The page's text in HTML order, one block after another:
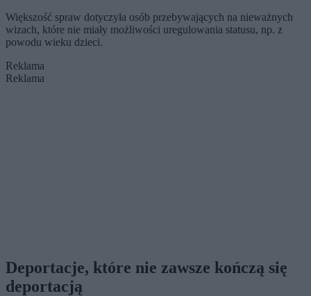
Większość spraw dotyczyła osób przebywających na nieważnych
wizach, które nie miały możliwości uregulowania statusu, np. z
powodu wieku dzieci.
Reklama
Reklama
Deportacje, które nie zawsze kończą się
deportacją